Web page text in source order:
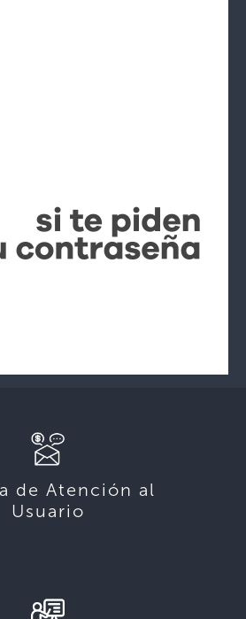
de Atención al
Usuario